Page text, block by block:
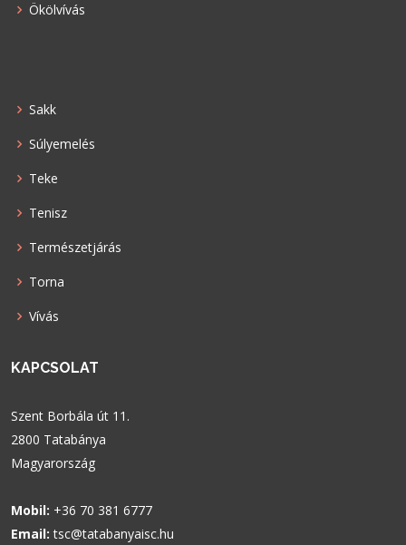
Ökölvívás
Sakk
Súlyemelés
Teke
Tenisz
Természetjárás
Torna
Vívás
KAPCSOLAT
Szent Borbála út 11.
2800 Tatabánya
Magyarország
Mobil: +36 70 381 6777
Email: tsc@tatabanyaisc.hu